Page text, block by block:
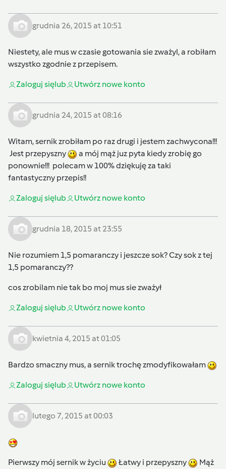
grudnia 26, 2015 at 10:51
Niestety, ale mus w czasie gotowania sie zważyl, a robiłam
wszystko zgodnie z przepisem.
Zaloguj sięlub Utwórz nowe konto
grudnia 24, 2015 at 08:16
Witam, sernik zrobiłam po raz drugi i jestem zachwycona!!!
Jest przepyszny
a mój mąż juz pyta kiedy zrobię go
ponownie!!! polecam w 100% dziękuję za taki
fantastyczny przepis!!
Zaloguj sięlub Utwórz nowe konto
grudnia 18, 2015 at 23:55
Nie rozumiem 1,5 pomaranczy i jeszcze sok? Czy sok z tej
1,5 pomaranczy??
cos zrobilam nie tak bo moj mus sie zważył
Zaloguj sięlub Utwórz nowe konto
kwietnia 4, 2015 at 01:05
Bardzo smaczny mus, a sernik trochę zmodyfikowałam
Zaloguj sięlub Utwórz nowe konto
lutego 7, 2015 at 00:03
Pierwszy mój sernik w życiu Łatwy i przepyszny
Mąż